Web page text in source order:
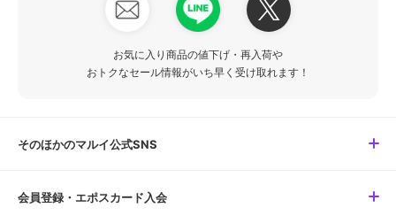
お気に入り商品の値下げ・再入荷や
おトクなセール情報がいち早く受け取れます！
そのほかのマルイ公式SNS
会員登録・エポスカード入会